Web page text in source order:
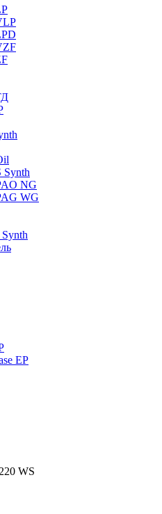
Synth
NG
WG
EP
WS